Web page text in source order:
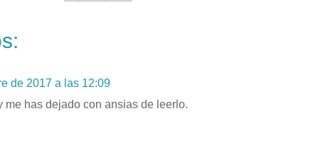
de 2017 a las 12:09
me has dejado con ansias de leerlo.